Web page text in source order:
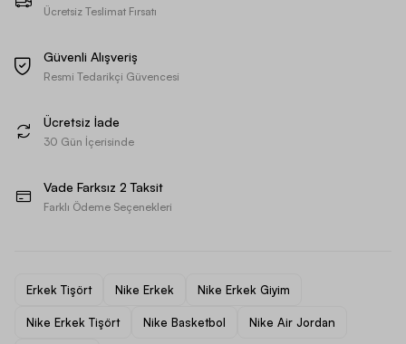
Ücretsiz Teslimat Fırsatı
Güvenli Alışveriş
Resmi Tedarikçi Güvencesi
Ücretsiz İade
30 Gün İçerisinde
Vade Farksız 2 Taksit
Farklı Ödeme Seçenekleri
Erkek Tişört Nike Erkek Nike Erkek Giyim
Nike Erkek Tişört Nike Basketbol Nike Air Jordan